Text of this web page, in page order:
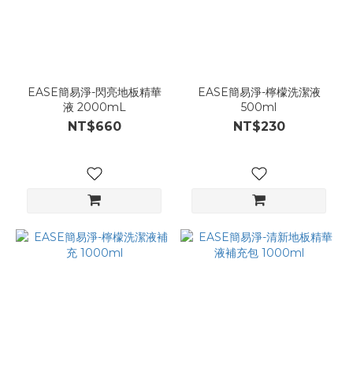
EASE簡易淨-閃亮地板精華
液 2000mL
NT$660
EASE簡易淨-檸檬洗潔液
500ml
NT$230